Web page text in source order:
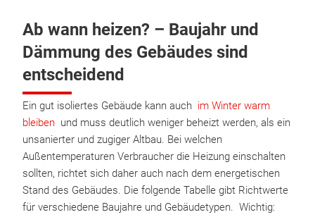
Ab wann heizen? – Baujahr und
Dämmung des Gebäudes sind
entscheidend
Ein gut isoliertes Gebäude kann auch im Winter warm
bleiben und muss deutlich weniger beheizt werden, als ein
unsanierter und zugiger Altbau. Bei welchen
Außentemperaturen Verbraucher die Heizung einschalten
sollten, richtet sich daher auch nach dem energetischen
Stand des Gebäudes. Die folgende Tabelle gibt Richtwerte
für verschiedene Baujahre und Gebäudetypen. Wichtig: